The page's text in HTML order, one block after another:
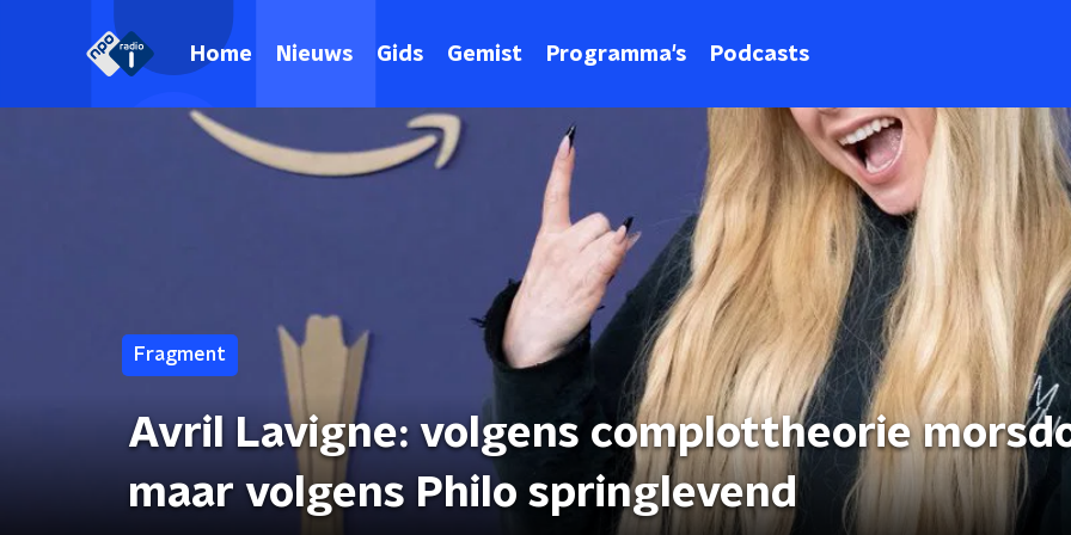
Home Nieuws Gids Gemist Programma's Podcasts
Fragment
Avril Lavigne: volgens complottheorie
maar volgens Philo springlevend